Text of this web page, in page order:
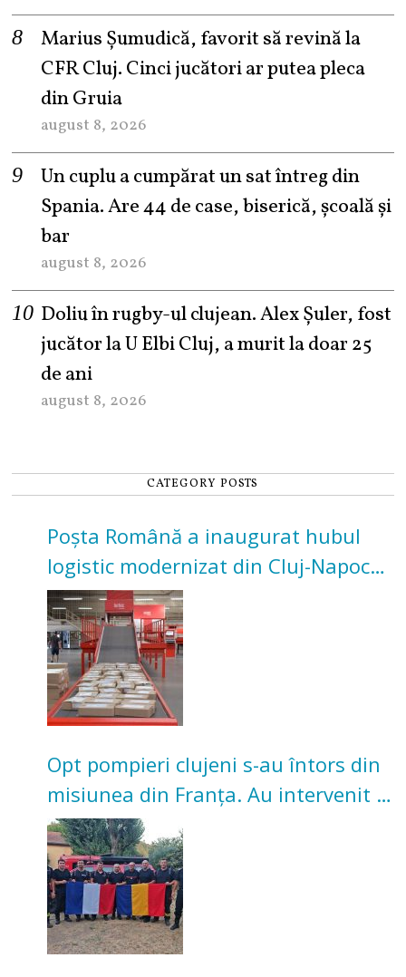
Marius Șumudică, favorit să revină la
CFR Cluj. Cinci jucători ar putea pleca
din Gruia
august 8, 2026
Un cuplu a cumpărat un sat întreg din
Spania. Are 44 de case, biserică, școală și
bar
august 8, 2026
Doliu în rugby-ul clujean. Alex Șuler, fost
jucător la U Elbi Cluj, a murit la doar 25
de ani
august 8, 2026
CATEGORY POSTS
Poșta Română a inaugurat hubul
logistic modernizat din Cluj-Napoca.
Investiție de 3 milioane de euro
Opt pompieri clujeni s-au întors din
misiunea din Franța. Au intervenit la
incendii de vegetație și pădure